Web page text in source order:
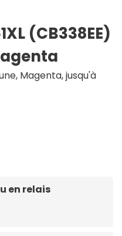
(CB338EE)
Magenta, jusqu'à
en relais